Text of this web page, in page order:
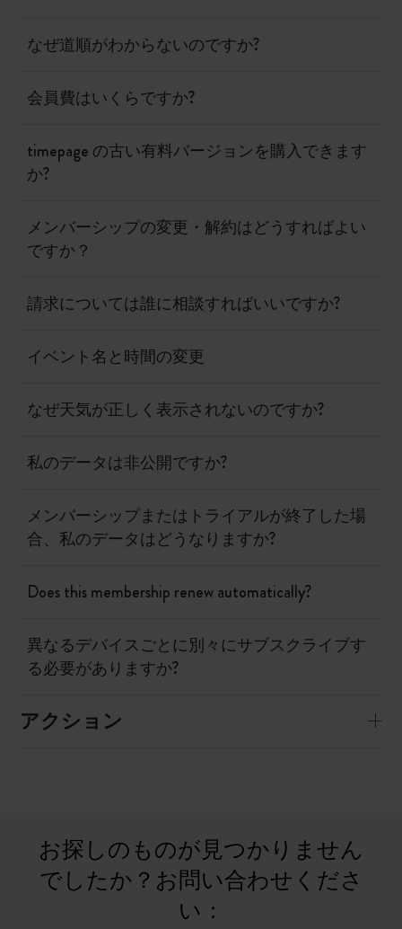
なぜ道順がわからないのですか?
会員費はいくらですか?
timepage の古い有料バージョンを購入できます
か?
メンバーシップの変更・解約はどうすればよい
ですか？
請求については誰に相談すればいいですか?
イベント名と時間の変更
なぜ天気が正しく表示されないのですか?
私のデータは非公開ですか?
メンバーシップまたはトライアルが終了した場
合、私のデータはどうなりますか?
Does this membership renew automatically?
異なるデバイスごとに別々にサブスクライブす
る必要がありますか?
アクション
お探しのものが見つかりません
でしたか？お問い合わせくださ
い：